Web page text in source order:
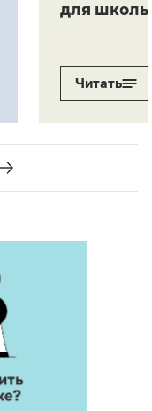
для
Читать